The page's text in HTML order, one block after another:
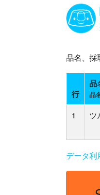
品名、採
行
品
品
1
ツ
データ利